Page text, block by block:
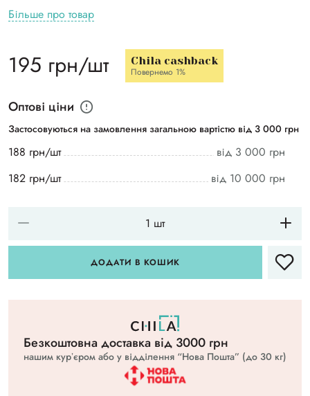
Більше про товар
195 грн/шт Chila cashback
Повернемо 1%
Оптові ціни
Застосовуються на замовлення загальною вартістю від 3 000 грн
188 грн/шт
від 3 000 грн
182 грн/шт
від 10 000 грн
ДОДАТИ В КОШИК
Безкоштовна доставка вiд 3000 грн
нашим курʼєром або у відділення “Нова Пошта” (до 30 кг)